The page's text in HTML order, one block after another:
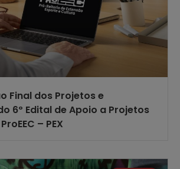
Final dos Projetos e
6º Edital de Apoio a Projetos
– PEX